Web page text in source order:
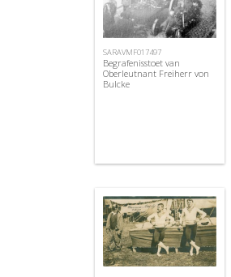
SARAVMF017497
Begrafenisstoet van
Oberleutnant Freiherr von
Bulcke